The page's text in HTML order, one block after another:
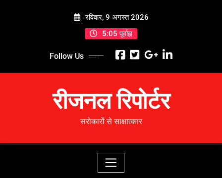
रविवार, 9 अगस्त 2026
5:05 पूर्वाह्न
Follow Us
रीजनल रिपोर्टर
सरोकारों से साक्षात्कार